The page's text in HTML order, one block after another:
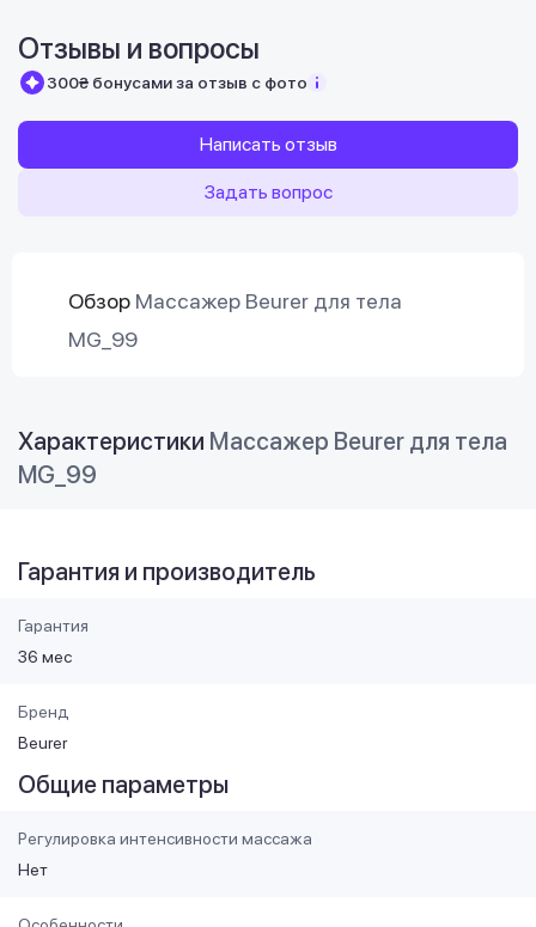
Отзывы и вопросы
300₴ бонусами за отзыв с фото
Написать отзыв
Задать вопрос
Обзор Массажер Beurer для тела
MG_99
Характеристики Массажер Beurer для тела
MG_99
Гарантия и производитель
Гарантия
36 мес
Бренд
Beurer
Общие параметры
Регулировка интенсивности массажа
Нет